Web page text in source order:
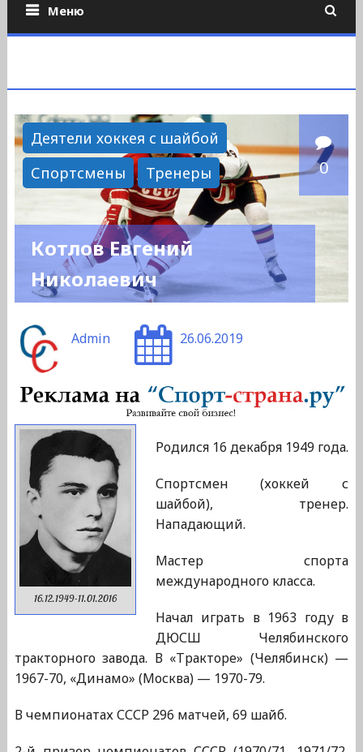
Меню
Деятели хоккея с шайбой
Спортсмены
Тренеры 0
Котлов Евгений
Николаевич
Admin 26.06.2019
16.12.1949-11.01.2016
Родился 16 декабря 1949 года.
Спортсмен (хоккей с
шайбой), тренер.
Нападающий.
Мастер спорта
международного класса.
Начал играть в 1963 году в
ДЮСШ Челябинского
тракторного завода. В «Тракторе» (Челябинск) —
1967-70, «Динамо» (Москва) — 1970-79.
В чемпионатах СССР 296 матчей, 69 шайб.